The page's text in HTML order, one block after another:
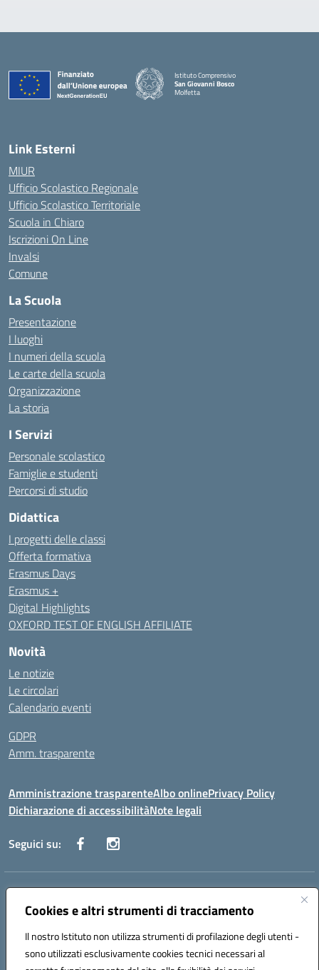
Cookies e altri strumenti di tracciamento
Il nostro Istituto non utilizza strumenti di profilazione degli utenti -
sono utilizzati esclusivamente cookies tecnici necessari al
Istituto Comprensivo
San Giovanni Bosco
Molfetta
Link Esterni
MIUR
Ufficio Scolastico Regionale
Ufficio Scolastico Territoriale
Scuola in Chiaro
Iscrizioni On Line
Invalsi
Comune
La Scuola
Presentazione
I luoghi
I numeri della scuola
Le carte della scuola
Organizzazione
La storia
I Servizi
Personale scolastico
Famiglie e studenti
Percorsi di studio
Didattica
I progetti delle classi
Offerta formativa
Erasmus Days
Erasmus +
Digital Highlights
OXFORD TEST OF ENGLISH AFFILIATE
Novità
Le notizie
Le circolari
Calendario eventi
GDPR
Amm. trasparente
Amministrazione trasparenteAlbo onlinePrivacy Policy
Dichiarazione di accessibilitàNote legali
Seguici su:
Indirizzo:
Centralino:+39 080 2446680 Email:baic882008@istruzione.it
Codice fiscale: 80023470729
Codice meccanografico:
BAIC882008